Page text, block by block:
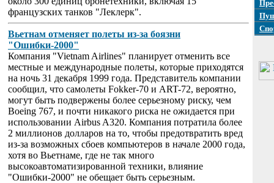
французских танков "Леклерк".
Вьетнам отменяет полеты из-за боязни
"Ошибки-2000"
Компания "Vietnam Airlines" планирует отменить все
местные и международные полеты, которые приходятся
на ночь 31 декабря 1999 года. Представитель компании
сообщил, что самолеты Fokker-70 и ART-72, вероятно,
могут быть подвержены более серьезному риску, чем
Boeing 767, и почти никакого риска не ожидается при
использовании Airbus A320. Компания потратила более
2 миллионов долларов на то, чтобы предотвратить вред
из-за возможных сбоев компьютеров в начале 2000 года,
хотя во Вьетнаме, где не так много
высокоавтоматизированной техники, влияние
"Ошибки-2000" не обещает быть серьезным.